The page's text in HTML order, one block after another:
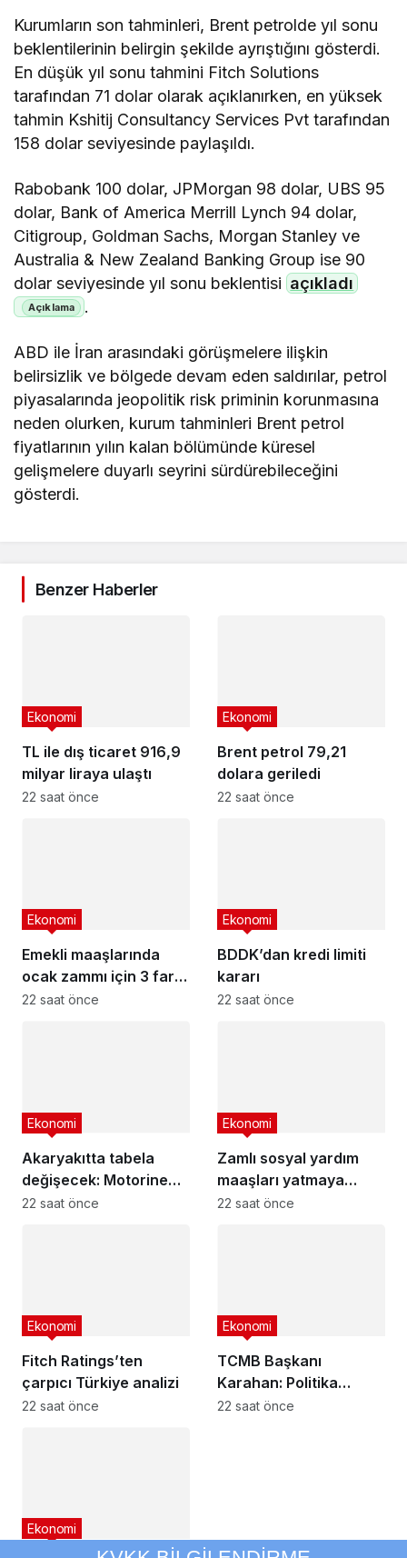
Kurumların son tahminleri, Brent petrolde yıl sonu
beklentilerinin belirgin şekilde ayrıştığını gösterdi.
En düşük yıl sonu tahmini Fitch Solutions
tarafından 71 dolar olarak açıklanırken, en yüksek
tahmin Kshitij Consultancy Services Pvt tarafından
158 dolar seviyesinde paylaşıldı.
Rabobank 100 dolar, JPMorgan 98 dolar, UBS 95
dolar, Bank of America Merrill Lynch 94 dolar,
Citigroup, Goldman Sachs, Morgan Stanley ve
Australia & New Zealand Banking Group ise 90
dolar seviyesinde yıl sonu beklentisi açıkladı
.
ABD ile İran arasındaki görüşmelere ilişkin
belirsizlik ve bölgede devam eden saldırılar, petrol
piyasalarında jeopolitik risk priminin korunmasına
neden olurken, kurum tahminleri Brent petrol
fiyatlarının yılın kalan bölümünde küresel
gelişmelere duyarlı seyrini sürdürebileceğini
gösterdi.
Benzer Haberler
TL ile dış ticaret 916,9
milyar liraya ulaştı
Ekonomi
22 saat önce
Brent petrol 79,21
dolara geriledi
Ekonomi
22 saat önce
Emekli maaşlarında
ocak zammı için 3 farklı
senaryo
Ekonomi
22 saat önce
BDDK’dan kredi limiti
kararı
Ekonomi
22 saat önce
Akaryakıtta tabela
değişecek: Motorine
üst üste ikinci indirim
Ekonomi
22 saat önce
Zamlı sosyal yardım
maaşları yatmaya
başladı
Ekonomi
22 saat önce
Fitch Ratings’ten
çarpıcı Türkiye analizi
Ekonomi
22 saat önce
TCMB Başkanı
Karahan: Politika
faizindeki gerileme
Ekonomi
22 saat önce
Ekonomi